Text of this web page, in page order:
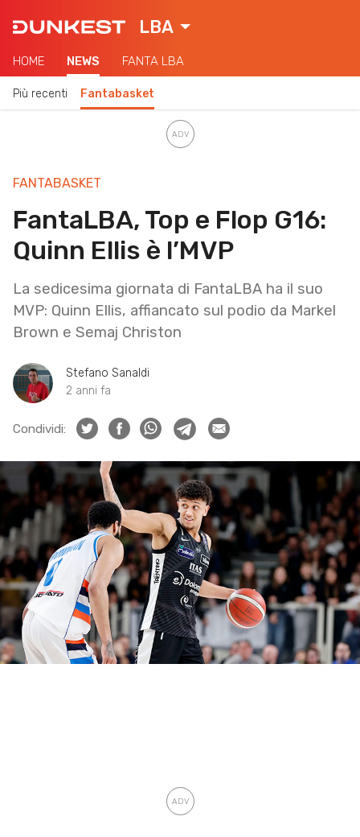
LBA
HOME NEWS FANTA LBA
Più recenti Fantabasket
FANTABASKET
FantaLBA, Top e Flop G16:
Quinn Ellis è l’MVP
La sedicesima giornata di FantaLBA ha il suo
MVP: Quinn Ellis, affiancato sul podio da Markel
Brown e Semaj Christon
Stefano Sanaldi
2 anni fa
Condividi: